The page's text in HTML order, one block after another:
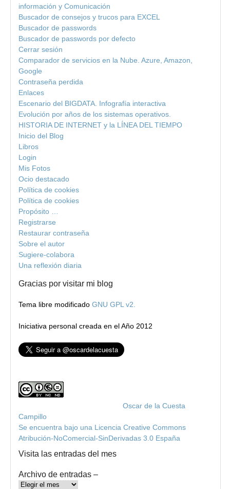
información y Comunicación
Buscador de consejos y trucos para EXCEL
Buscador de passwords
Buscador de passwords por defecto
Cerrar sesión
Comparador de servicios en la Nube. Azure, Amazon,
Google
Contraseña perdida
Enlaces
Escenario del BIGDATA. Infografía interactiva
Evolución por años de los sistemas operativos.
HISTORIA DE INTERNET y la LÍNEA DEL TIEMPO
Inicio del Blog
Libros
Login
Mis Fotos
Ocio destacado
Política de cookies
Política de cookies
Propósito …
Registrarse
Restaurar contraseña
Sobre el autor
Sugiere-colabora
Una reflexión diaria
Gracias por visitar mi blog
Tema libre modificado GNU GPL v2.
Iniciativa personal creada en el Año 2012
Oscar de la Cuesta
Campillo
Se encuentra bajo una Licencia Creative Commons
Atribución-NoComercial-SinDerivadas 3.0 España
Visita las entradas del mes
Archivo de entradas –